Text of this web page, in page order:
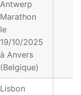
Antwerp
Marathon
le
19/10/2025
à Anvers
(Belgique)
Lisbon